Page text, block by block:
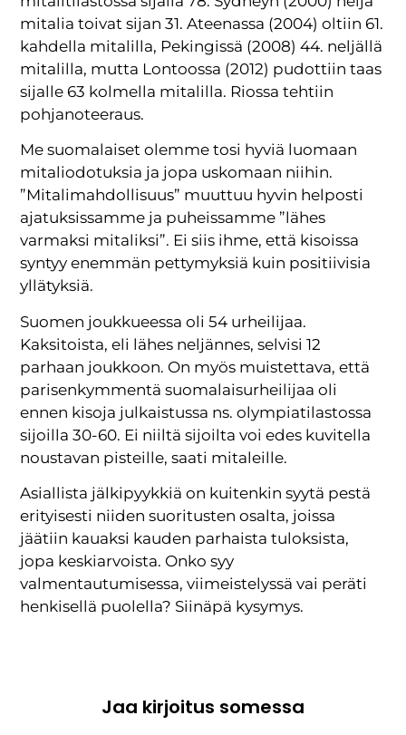
mitalia toivat sijan 31. Ateenassa (2004) oltiin 61.
kahdella mitalilla, Pekingissä (2008) 44. neljällä
mitalilla, mutta Lontoossa (2012) pudottiin taas
sijalle 63 kolmella mitalilla. Riossa tehtiin
pohjanoteeraus.
Me suomalaiset olemme tosi hyviä luomaan
mitaliodotuksia ja jopa uskomaan niihin.
”Mitalimahdollisuus” muuttuu hyvin helposti
ajatuksissamme ja puheissamme ”lähes
varmaksi mitaliksi”. Ei siis ihme, että kisoissa
syntyy enemmän pettymyksiä kuin positiivisia
yllätyksiä.
Suomen joukkueessa oli 54 urheilijaa.
Kaksitoista, eli lähes neljännes, selvisi 12
parhaan joukkoon. On myös muistettava, että
parisenkymmentä suomalaisurheilijaa oli
ennen kisoja julkaistussa ns. olympiatilastossa
sijoilla 30-60. Ei niiltä sijoilta voi edes kuvitella
noustavan pisteille, saati mitaleille.
Asiallista jälkipyykkiä on kuitenkin syytä pestä
erityisesti niiden suoritusten osalta, joissa
jäätiin kauaksi kauden parhaista tuloksista,
jopa keskiarvoista. Onko syy
valmentautumisessa, viimeistelyssä vai peräti
henkisellä puolella? Siinäpä kysymys.
Jaa kirjoitus somessa